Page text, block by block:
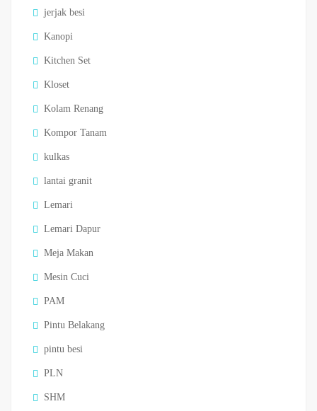
jerjak besi
Kanopi
Kitchen Set
Kloset
Kolam Renang
Kompor Tanam
kulkas
lantai granit
Lemari
Lemari Dapur
Meja Makan
Mesin Cuci
PAM
Pintu Belakang
pintu besi
PLN
SHM